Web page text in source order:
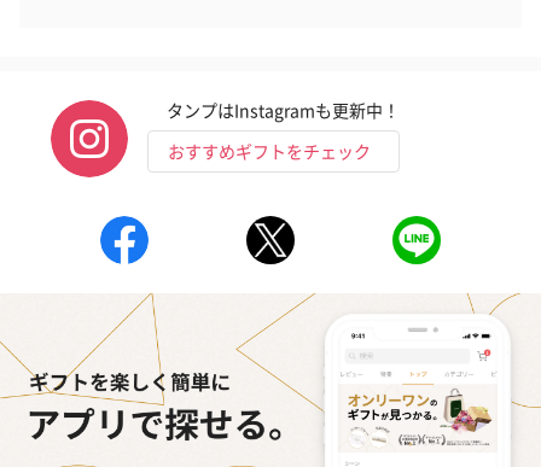
タンプはInstagramも更新中！
おすすめギフトをチェック